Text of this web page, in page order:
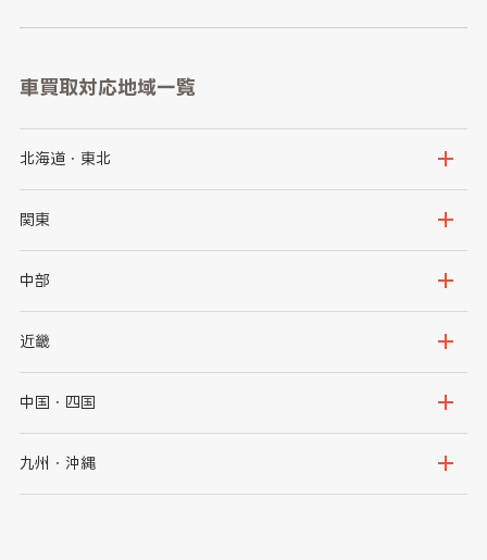
車買取対応地域一覧
北海道・東北
北海道
岩手県
秋田県
関東
茨城県
群馬県
千葉県
中部
新潟県
石川県
山梨県
近畿
大阪府
京都府
中国・四国
鳥取県
九州・沖縄